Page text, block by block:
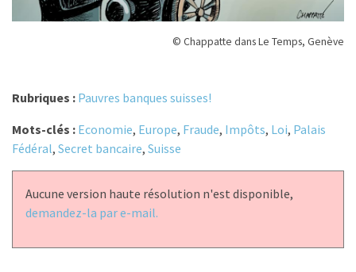
© Chappatte dans Le Temps, Genève
Rubriques : Pauvres banques suisses!
Mots-clés : Economie, Europe, Fraude, Impôts, Loi, Palais
Fédéral, Secret bancaire, Suisse
Aucune version haute résolution n'est disponible,
demandez-la par e-mail.